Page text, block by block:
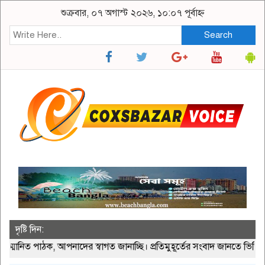
শুক্রবার, ০৭ অগাস্ট ২০২৬, ১০:০৭ পূর্বাহ্ন
Search
দৃষ্টি দিন:
আপনাদের স্বাগত জানাচ্ছি। প্রতিমুহূর্তের সংবাদ জানতে ভিজিট